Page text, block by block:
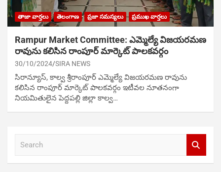
తాజా వార్తలు తెలంగాణ ప్రజా సమస్యలు ప్రముఖ వార్తలు
Rampur Market Committee: ఎమ్మెల్యే విజయరమణ
రావును కలిసిన రాంపూర్ మార్కెట్ పాలకవర్గం
30/10/2024 SIRA NEWS
సిరాన్యూస్‌, కాల్వ శ్రీరాంపూర్ ఎమ్మెల్యే విజయరమణ రావును
కలిసిన రాంపూర్ మార్కెట్ పాలకవర్గం ఇటీవల నూతనంగా
నియమితులైన పెద్దపల్లి జిల్లా కాల్వ…